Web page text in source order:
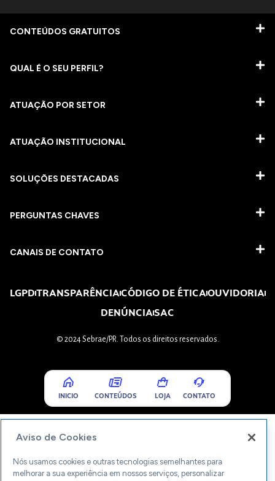
CONTEÚDOS GRATUITOS
QUAL É O SEU PERFIL?
ATUAÇÃO POR SETOR
ATUAÇÃO INSTITUCIONAL
SOLUÇÕES DESTACADAS
PERGUNTAS CHAVES​
CANAIS DE CONTATO
LGPDTRANSPARÊNCIACÓDIGO DE ÉTICAOUVIDORIA
DENÚNCIASAC
© 2024 Sebrae/PR. Todos os direitos reservados.
INICIO CONTEÚDOS LOJA CONTATO
Aviso de Cookies
Nós usamos cookies e outras tecnologias semelhantes para
melhorar a sua experiência em nossos serviços, personalizar